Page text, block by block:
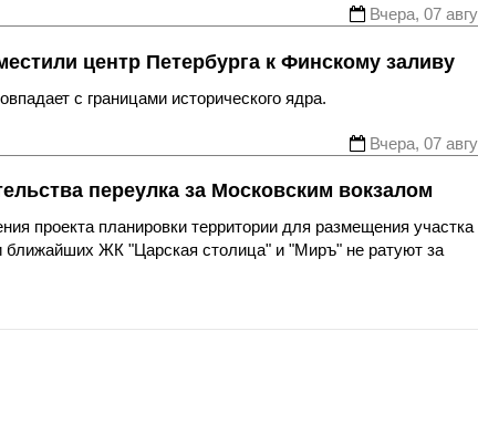
Вчера, 07
центр Петербурга к Финскому заливу
с границами исторического ядра.
Вчера, 07
переулка за Московским вокзалом
проекта планировки территории для размещения участка
ближайших ЖК "Царская столица" и "Миръ" не ратуют за